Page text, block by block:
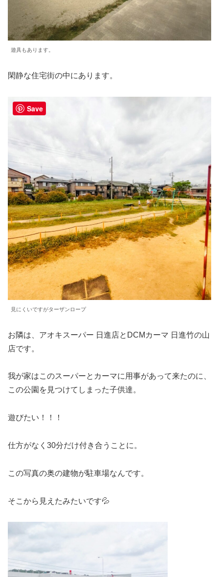
遊具もあります。
閑静な住宅街の中にあります。
見にくいですがターザンロープ
お隣は、アオキスーパー 日進店とDCMカーマ 日進竹の山
店です。
我が家はこのスーパーとカーマに用事があって来たのに、
この公園を見つけてしまった子供達。
遊びたい！！！
仕方がなく30分だけ付き合うことに。
この写真の奥の建物が駐車場なんです。
そこから見えたみたいです💦
Save